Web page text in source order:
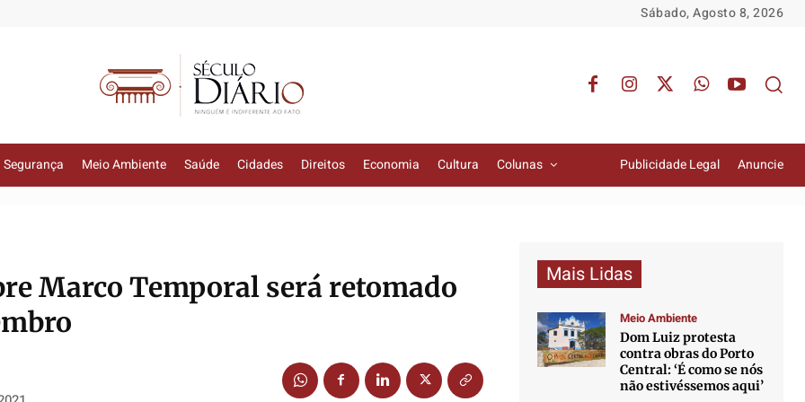
Sábado, Agosto 8, 2026
Segurança Meio Ambiente Saúde Cidades Direitos Economia Cultura Colunas Publicidade Legal Anuncie
Marco Temporal será retomado
Mais Lidas
Meio Ambiente
Dom Luiz protesta
contra obras do Porto
Central: ‘É como se nós
não estivéssemos aqui’